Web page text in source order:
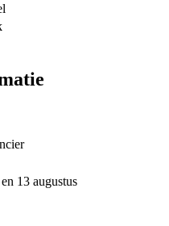
13 augustus